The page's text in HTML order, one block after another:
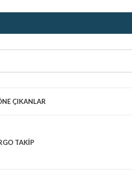
ÇIKANLAR
TAKIP